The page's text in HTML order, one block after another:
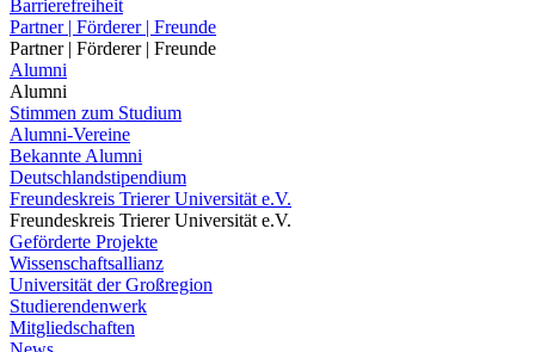
Barrierefreiheit
Partner | Förderer | Freunde
Partner | Förderer | Freunde
Alumni
Alumni
Stimmen zum Studium
Alumni-Vereine
Bekannte Alumni
Deutschlandstipendium
Freundeskreis Trierer Universität e.V.
Freundeskreis Trierer Universität e.V.
Geförderte Projekte
Wissenschaftsallianz
Universität der Großregion
Studierendenwerk
Mitgliedschaften